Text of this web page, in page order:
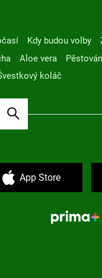
Kdy budou volby
Aloe vera
koláč
App Store